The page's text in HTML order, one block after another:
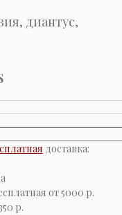
диантус,
доставка:
от 5000 р.
р.